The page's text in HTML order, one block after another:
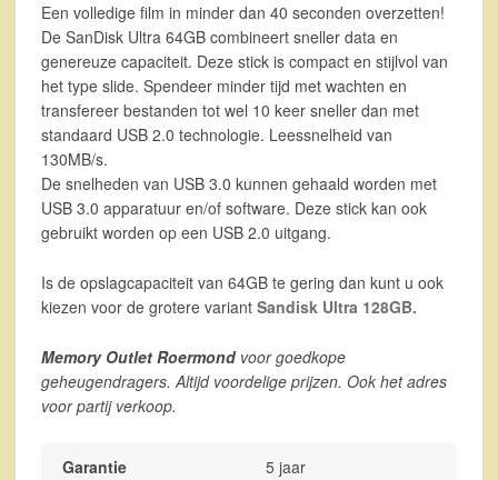
Een volledige film in minder dan 40 seconden overzetten!
De SanDisk Ultra 64GB combineert sneller data en
genereuze capaciteit. Deze stick is compact en stijlvol van
het type slide. Spendeer minder tijd met wachten en
transfereer bestanden tot wel 10 keer sneller dan met
standaard USB 2.0 technologie. Leessnelheid van
130MB/s.
De snelheden van USB 3.0 kunnen gehaald worden met
USB 3.0 apparatuur en/of software. Deze stick kan ook
gebruikt worden op een USB 2.0 uitgang.
Is de opslagcapaciteit van 64GB te gering dan kunt u ook
kiezen voor de grotere variant Sandisk Ultra 128GB.
Memory Outlet Roermondvoor goedkope
geheugendragers. Altijd voordelige prijzen. Ook het adres
voor partij verkoop.
Garantie 5 jaar